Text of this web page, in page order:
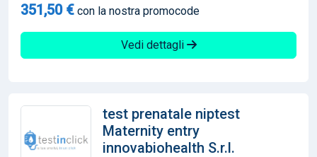
351,50 € con la nostra promocode
Vedi dettagli
test prenatale niptest
Maternity entry
innovabiohealth S.r.l.